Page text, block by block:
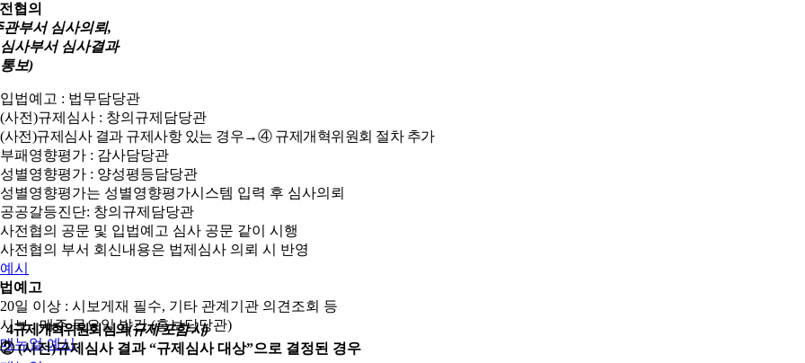
협의
관부서 심사의뢰,
심사부서 심사결과
통보)
입법예고 : 법무담당관
(사전)규제심사 : 창의규제담당관
(사전)규제심사 결과 규제사항 있는 경우→④ 규제개혁위원회 절차 추가
부패영향평가 : 감사담당관
성별영향평가 : 양성평등담당관
성별영향평가는 성별영향평가시스템 입력 후 심사의뢰
공공갈등진단: 창의규제담당관
사전협의 공문 및 입법예고 심사 공문 같이 시행
사전협의 부서 회신내용은 법제심사 의뢰 시 반영
예시
예고
20일 이상 : 시보게재 필수, 기타 관계기관 의견조회 등
시보 : 매주 목요일 발간 (홍보담당관)
매뉴얼 예시
4규제개혁위원회 심의(규제 포함 시)
② (사전)규제심사 결과 “규제심사 대상”으로 결정된 경우